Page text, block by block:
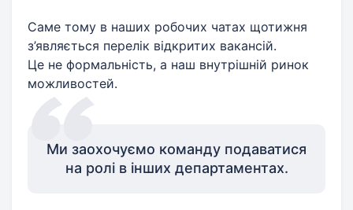
Саме тому в наших робочих чатах щотижня
з’являється перелік відкритих вакансій.
Це не формальність, а наш внутрішній ринок
можливостей.
Ми заохочуємо команду подаватися
на ролі в інших департаментах.